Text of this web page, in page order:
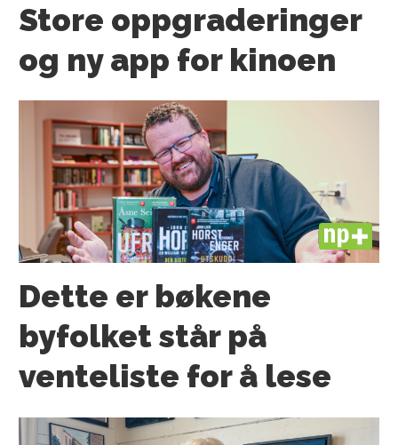
Store oppgraderinger
og ny app for kinoen
PLUS
Dette er bøkene
byfolket står på
venteliste for å lese